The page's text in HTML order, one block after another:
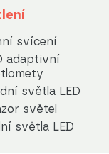
svícení
adaptivní
světla LED
světel
světla LED